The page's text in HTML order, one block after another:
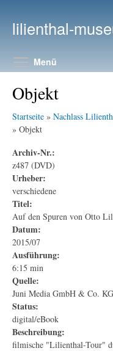
lilienthal-
Menü
Objekt
Startseite » Nachlass
» Objekt
Archiv-Nr.:
z487 (DVD)
Urheber:
verschiedene
Titel:
Auf den Spuren von Otto
Datum:
2015/07
Ausführung:
6:15 min
Quelle:
Juni Media GmbH & Co.
Status:
digital/eBook
Beschreibung:
filmische "Lilienthal-Tour"